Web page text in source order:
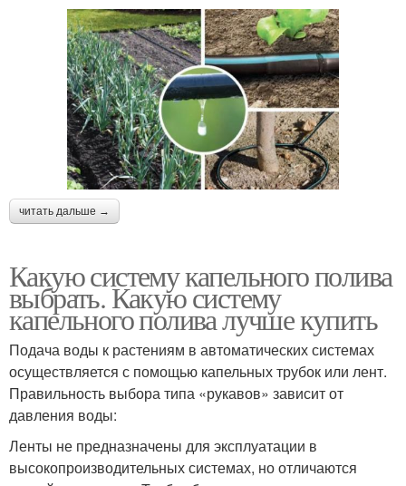
читать дальше →
Какую систему капельного полива
выбрать. Какую систему
капельного полива лучше купить
Подача воды к растениям в автоматических системах
осуществляется с помощью капельных трубок или лент.
Правильность выбора типа «рукавов» зависит от
давления воды:
Ленты не предназначены для эксплуатации в
высокопроизводительных системах, но отличаются